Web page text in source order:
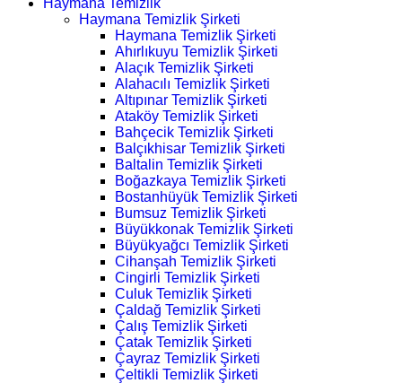
Haymana Temizlik
Haymana Temizlik Şirketi
Haymana Temizlik Şirketi
Ahırlıkuyu Temizlik Şirketi
Alaçık Temizlik Şirketi
Alahacılı Temizlik Şirketi
Altıpınar Temizlik Şirketi
Ataköy Temizlik Şirketi
Bahçecik Temizlik Şirketi
Balçıkhisar Temizlik Şirketi
Baltalin Temizlik Şirketi
Boğazkaya Temizlik Şirketi
Bostanhüyük Temizlik Şirketi
Bumsuz Temizlik Şirketi
Büyükkonak Temizlik Şirketi
Büyükyağcı Temizlik Şirketi
Cihanşah Temizlik Şirketi
Cingirli Temizlik Şirketi
Culuk Temizlik Şirketi
Çaldağ Temizlik Şirketi
Çalış Temizlik Şirketi
Çatak Temizlik Şirketi
Çayraz Temizlik Şirketi
Çeltikli Temizlik Şirketi